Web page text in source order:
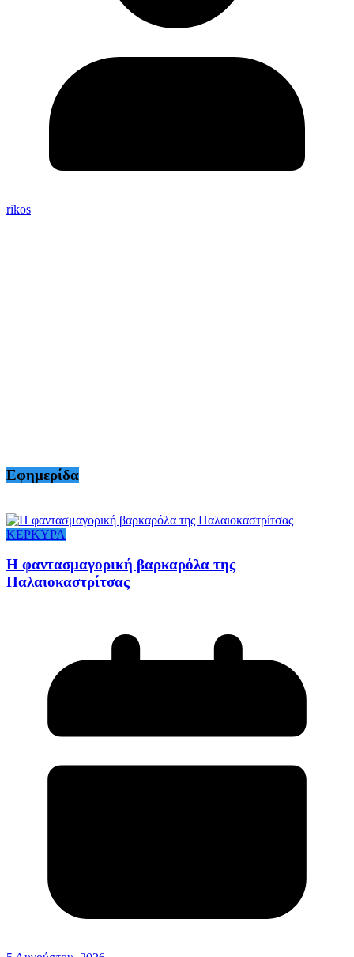
rikos
Εφημερίδα
ΚΕΡΚΥΡΑ
Η φαντασμαγορική βαρκαρόλα της
Παλαιοκαστρίτσας